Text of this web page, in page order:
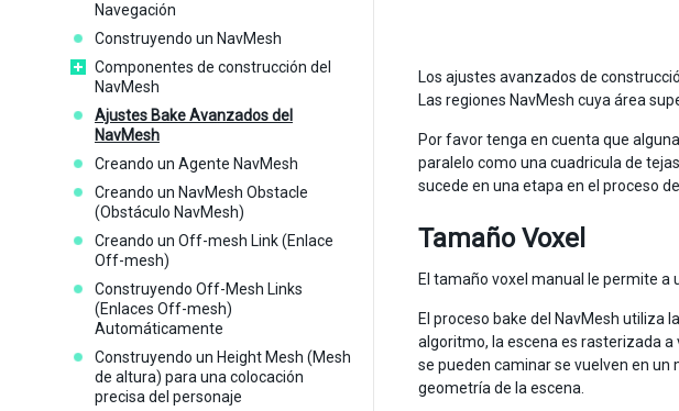
Navegación
Construyendo un NavMesh
Componentes de construcción del
NavMesh
Ajustes Bake Avanzados del
NavMesh
Creando un Agente NavMesh
Creando un NavMesh Obstacle
(Obstáculo NavMesh)
Creando un Off-mesh Link (Enlace
Off-mesh)
Construyendo Off-Mesh Links
(Enlaces Off-mesh)
Automáticamente
Construyendo un Height Mesh (Mesh
de altura) para una colocación
precisa del personaje
Los ajustes avanzados de
Las regiones NavMesh cuya área
Por favor tenga en cuenta que
paralelo como una cuadricula de
sucede en una etapa en el proceso
Tamaño Voxel
El tamaño voxel manual le permite a
El proceso bake del NavMesh utiliza
algoritmo, la escena es rasterizada
se pueden caminar se vuelven en
geometría de la escena.